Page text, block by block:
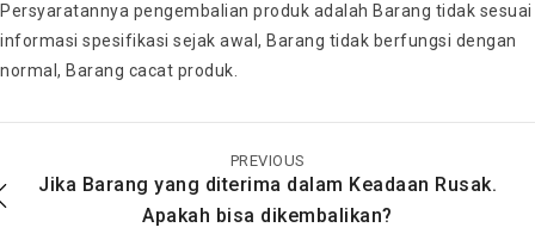
Persyaratannya pengembalian produk adalah Barang tidak sesuai
informasi spesifikasi sejak awal, Barang tidak berfungsi dengan
normal, Barang cacat produk.
PREVIOUS
Jika Barang yang diterima dalam Keadaan Rusak.
Apakah bisa dikembalikan?